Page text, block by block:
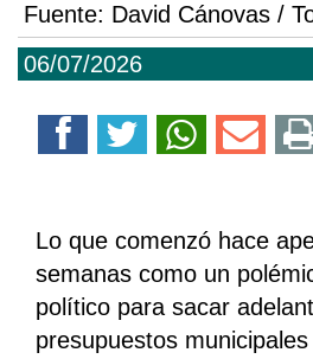
06/07/2026
Fuente: David Cánovas /
Lo que comenzó hace
semanas como un
político para sacar
presupuestos